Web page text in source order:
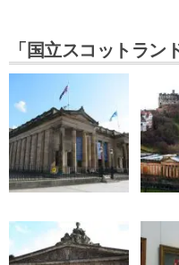
「国立スコットラン